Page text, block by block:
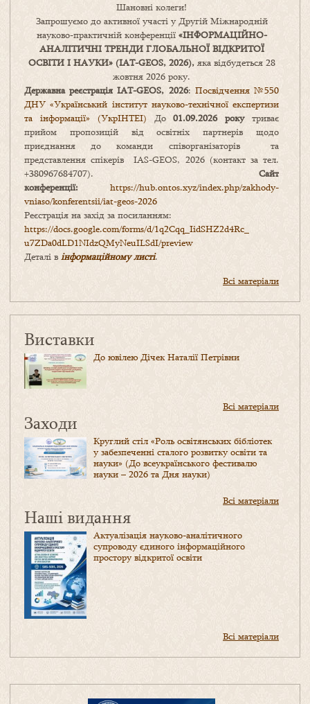
Шановні колеги!
Запрошуємо до активної участі у Другій Міжнародній
науково-практичній конференції «ІНФОРМАЦІЙНО-
АНАЛІТИЧНІ ТРЕНДИ ГЛОБАЛЬНОЇ ВІДКРИТОЇ
ОСВІТИ І НАУКИ» (IAT-GEOS, 2026),яка відбудеться 28
жовтня 2026 року.
Державна реєстрація IAT-GEOS, 2026: Посвідчення №550
ДНУ «Український інститут науково-технічної експертизи
та інформації» (УкрІНТЕІ) До01.09.2026 рокутриває
прийом пропозицій від освітніх партнерів щодо
приєднання до команди співорганізаторів та
представлення спікерів IAS-GEOS, 2026 (контакт за тел.
+380967684707). Сайт
конференції: https://hub.ontos.xyz/index.php/zakhody-
vniaso/konferentsii/iat-geos-2026
Реєстрація на захід за посиланням:
https://docs.google.com/forms/d/1q2Cqq_IidSHZ2d4Rc_
u7ZDa0dLD1NIdzQMyNeuILSdI/preview
Деталі в інформаційному листі.
Всі матеріали
Виставки
До ювілею Дічек Наталії Петрівни
Всі матеріали
Заходи
Круглий стіл «Роль освітянських бібліотек
у забезпеченні сталого розвитку освіти та
науки» (До всеукраїнського фестивалю
науки – 2026 та Дня науки)
Всі матеріали
Наші видання
Актуалізація науково-аналітичного
супроводу єдиного інформаційного
простору відкритої освіти
Всі матеріали